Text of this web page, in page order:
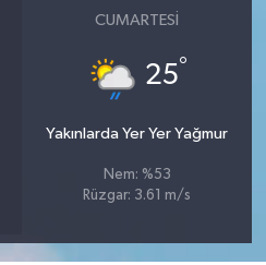
CUMARTESI
25°
Yakınlarda Yer Yer Yağmur
Nem: %53
Rüzgar: 3.61 m/s